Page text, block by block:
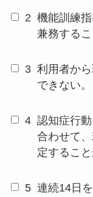
2 機能訓練
兼務するこ
3 利用者か
できない。
4 認知症行
合わせて
定すること
5 連続14日